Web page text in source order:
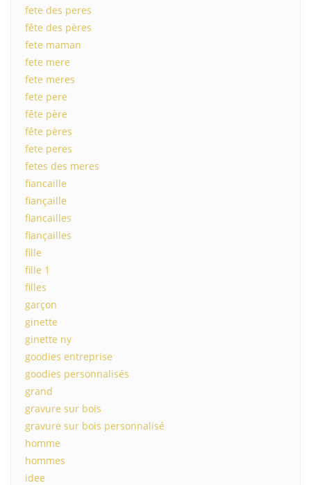
fete des peres
fête des pères
fete maman
fete mere
fete meres
fete pere
fête père
fête pères
fete peres
fetes des meres
fiancaille
fiançaille
fiancailles
fiançailles
fille
fille 1
filles
garçon
ginette
ginette ny
goodies entreprise
goodies personnalisés
grand
gravure sur bois
gravure sur bois personnalisé
homme
hommes
idee